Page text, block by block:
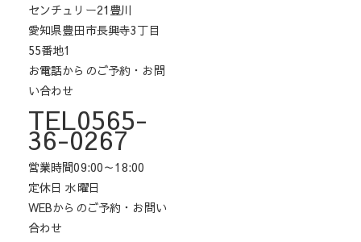
センチュリー21豊川
愛知県豊田市長興寺3丁目
55番地1
お電話からのご予約・お問
い合わせ
TEL0565-
36-0267
営業時間09:00～18:00
定休日 水曜日
WEBからのご予約・お問い
合わせ